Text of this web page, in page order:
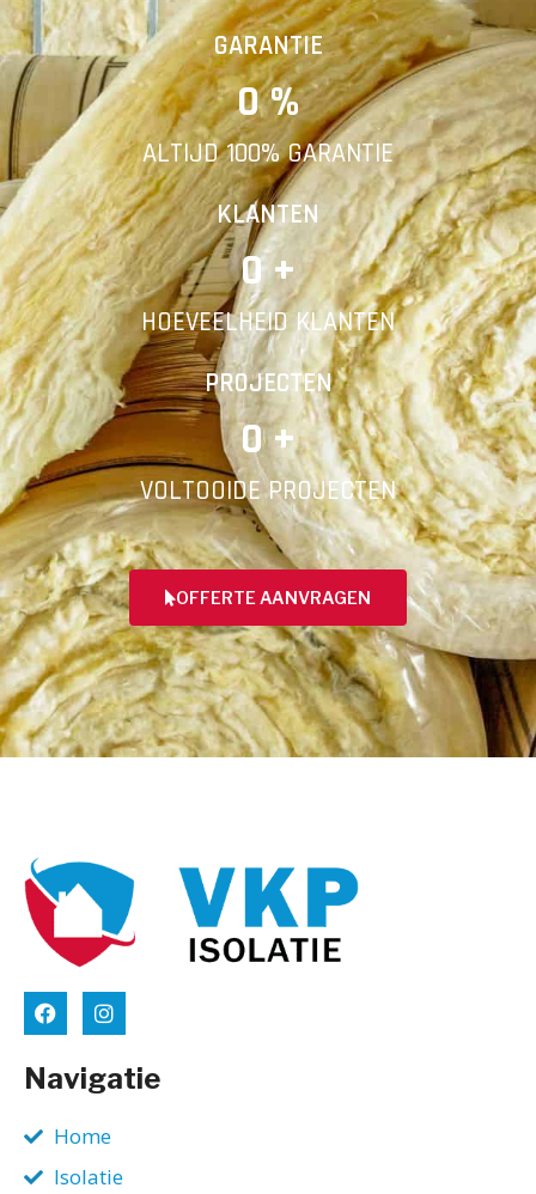
Vorige Volgende
E-mail
Telefoonnummer
Vorige
GARANTIE
0 %
ALTIJD 100% GARANTIE
KLANTEN
0 +
HOEVEELHEID KLANTEN
PROJECTEN
0 +
VOLTOOIDE PROJECTEN
OFFERTE AANVRAGEN
Navigatie
Home
Isolatie